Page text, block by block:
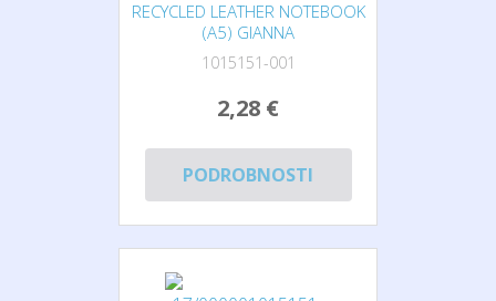
RECYCLED LEATHER NOTEBOOK
(A5) GIANNA
1015151-001
2,28 €
PODROBNOSTI